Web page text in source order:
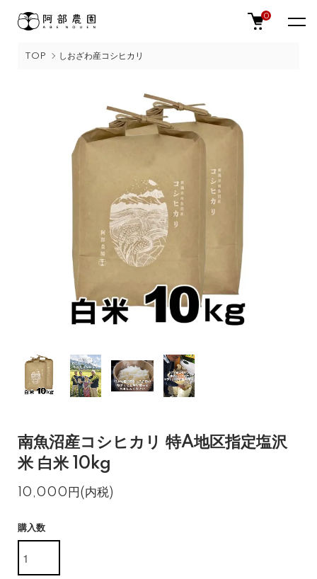
0
TOP しおざわ産コシヒカリ
南魚沼産コシヒカリ 特A地区指定塩沢
米 白米 10kg
10,000円(内税)
購入数